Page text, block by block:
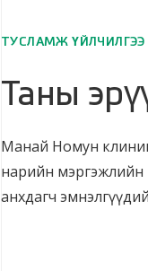
ТУСЛАМЖ ҮЙЛЧИЛГЭЭ
Таны
Манай Номун клиник
нарийн мэргэжлийн
анхдагч